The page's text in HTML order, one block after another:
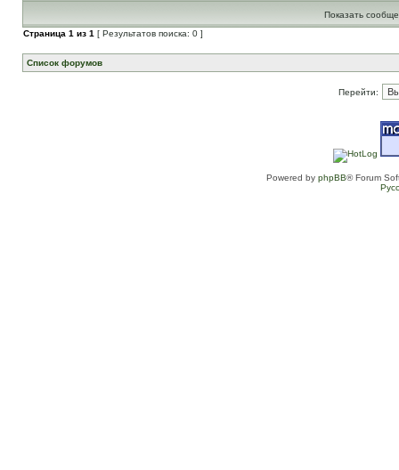
Показать
Страница 1 из 1 [ Результатов поиска: 0 ]
Список форумов
Перейти:
Powered by phpBB® Forum